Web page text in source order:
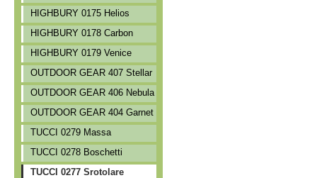
HIGHBURY 0175 Helios
HIGHBURY 0178 Carbon
HIGHBURY 0179 Venice
OUTDOOR GEAR 407 Stellar
OUTDOOR GEAR 406 Nebula
OUTDOOR GEAR 404 Garnet
TUCCI 0279 Massa
TUCCI 0278 Boschetti
TUCCI 0277 Srotolare